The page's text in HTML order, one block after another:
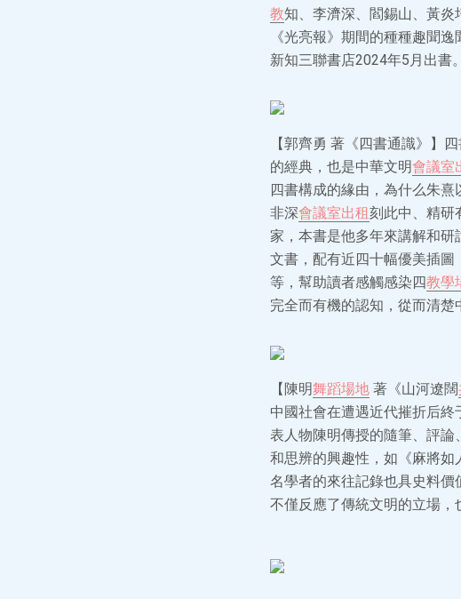
教知、李濟深、閻錫山、黃炎
《光亮報》期間的種種趣聞
新知三聯書店2024年5月出書。
【郭齊勇 著《四書通識》】
的經典，也是中華文明會議室
四書構成的緣由，為什么朱熹
非深會議室出租刻此中、精研
家，本書是他多年來講解和
文書，配有近四十幅優美插
等，幫助讀者感觸感染四教學
完全而有機的認知，從而清
【陳明舞蹈場地 著《山河遼闊
中國社會在遭遇近代摧折后終
表人物陳明傳授的隨筆、評
和思辨的興趣性，如《麻將
名學者的來往記錄也具史料
不僅反應了傳統文明的立場，